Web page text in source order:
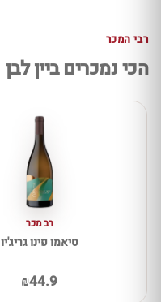
רבי המכר
הכי נמכרים ביין לבן
רב מכר
טיאמו פינו גריג'יו
₪44.9